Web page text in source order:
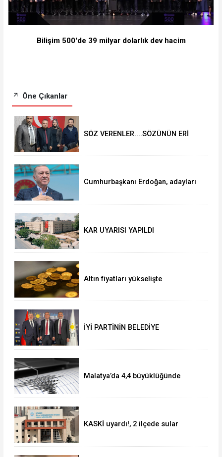
Bilişim 500'de 39 milyar dolarlık dev hacim
Öne Çıkanlar
SÖZ VERENLER....SÖZÜNÜN ERİ
Cumhurbaşkanı Erdoğan, adayları
KAR UYARISI YAPILDI
Altın fiyatları yükselişte
İYİ PARTİNİN BELEDİYE
Malatya’da 4,4 büyüklüğünde
KASKİ uyardı!, 2 ilçede sular